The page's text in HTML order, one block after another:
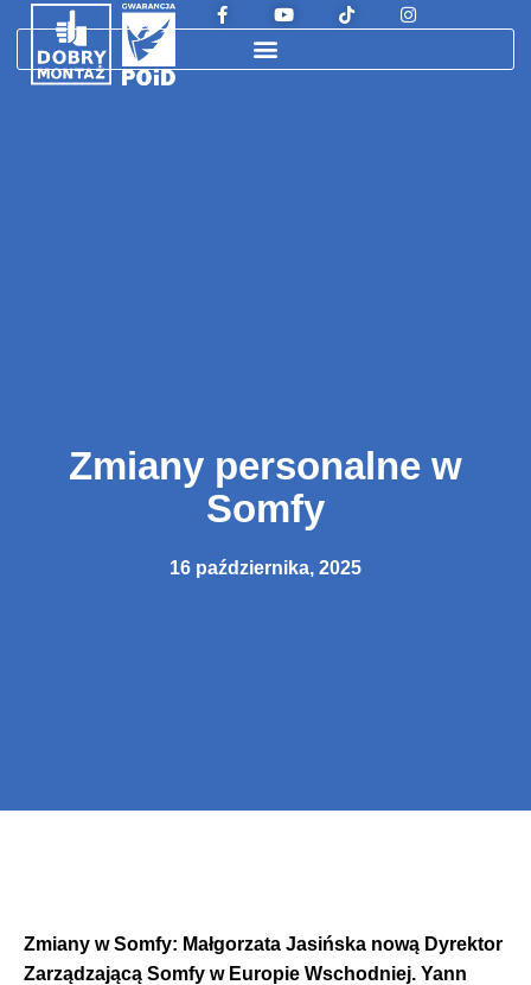
Zmiany personalne w
Somfy
16 października, 2025
Zmiany w Somfy: Małgorzata Jasińska nową Dyrektor
Zarządzającą Somfy w Europie Wschodniej. Yann